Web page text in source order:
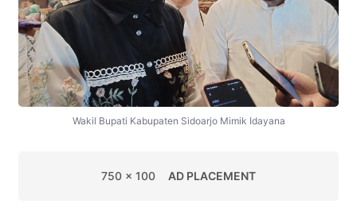
Wakil Bupati Kabupaten Sidoarjo Mimik Idayana
750 x 100 AD PLACEMENT